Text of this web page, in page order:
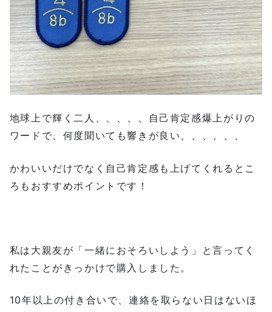
地球上で輝く二人、、、、、自己肯定感爆上がりの
ワードで、何度聞いても響きが良い、、、、、、
かわいいだけでなく自己肯定感も上げてくれるとこ
ろもおすすめポイントです！
私は大親友が「一緒におそろいしよう」と言ってく
れたことがきっかけで購入しました。
10年以上の付き合いで、連絡を取らない日はないほ